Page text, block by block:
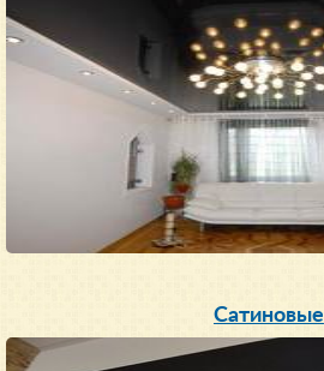
Сатиновые